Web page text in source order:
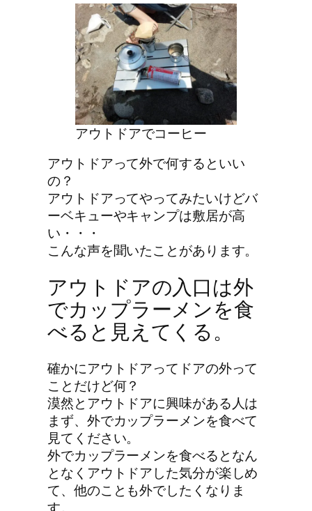
アウトドアでコーヒー
アウトドアって外で何するといい
の？
アウトドアってやってみたいけどバ
ーベキューやキャンプは敷居が高
い・・・
こんな声を聞いたことがあります。
アウトドアの入口は外
でカップラーメンを食
べると見えてくる。
確かにアウトドアってドアの外って
ことだけど何？
漠然とアウトドアに興味がある人は
まず、外でカップラーメンを食べて
見てください。
外でカップラーメンを食べるとなん
となくアウトドアした気分が楽しめ
て、他のことも外でしたくなりま
す。